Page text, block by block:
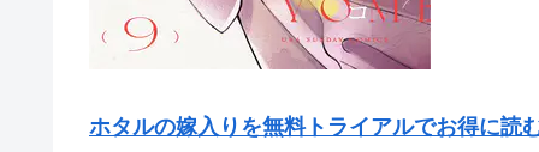
ホタルの嫁入りを無料トライアルでお得に読